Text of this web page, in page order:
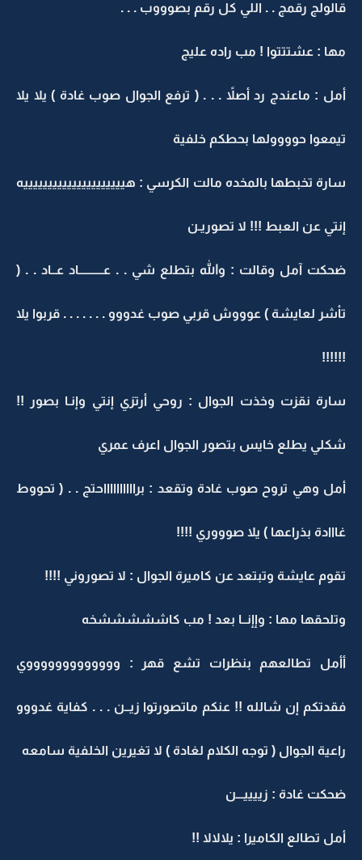
قالولج رقمج . . اللي كل رقم بصوووب . . .
مها : عشتتتوا ! مب راده عليج
أمل : ماعندج رد أصلاً . . . ( ترفع الجوال صوب غادة ) يلا يلا
تيمعوا حوووولها بحطكم خلفية
سارة تخبطها بالمخده مالت الكرسي : هيييييييييييييييييييييه
إنتي عن العبط !!! لا تصوريـن
ضحكت آمل وقالت : والله بتطلع شي . . عــــــــــاد عــاد . . (
تأشر لعايشة ) عوووش قربي صوب غدووو . . . . . . . قربوا يلا
!!!!!!
سارة نقزت وخذت الجوال : روحي أرتزي إنتي وإنـا بصور !!
شكلي يطلع خايس بتصور الجوال اعرف عمري
أمل وهي تروح صوب غادة وتقعد : برااااااااااحتج . . ( تحووط
غااادة بذراعها ) يلا صوووري !!!!
تقوم عايشة وتبتعد عن كاميرة الجوال : لا تصوروني !!!!
وتلحقها مها : وإإنــا بعد ! مب كاشششششخه
أأمل تطالعهم بنظرات تشع قهر : وووووووووووووي
فقدتكم إن شالله !! عنكم ماتصورتوا زيــن . . . كفاية غدووو
راعية الجوال ( توجه الكلام لغادة ) لا تغيرين الخلفية سامعه
ضحكت غادة : زييييـــن
أمل تطالع الكاميرا : يلالالا !!